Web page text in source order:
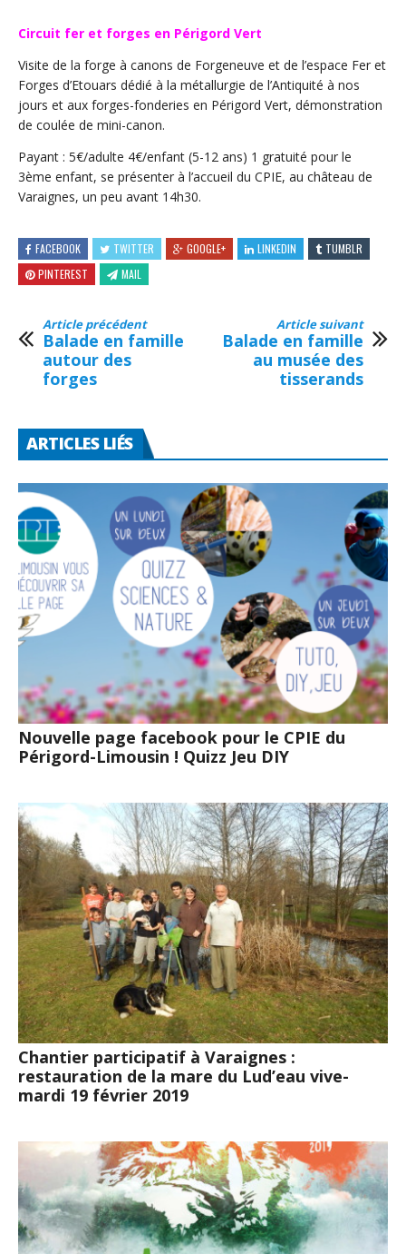
Circuit fer et forges en Périgord Vert
Visite de la forge à canons de Forgeneuve et de l’espace Fer et
Forges d’Etouars dédié à la métallurgie de l’Antiquité à nos
jours et aux forges-fonderies en Périgord Vert, démonstration
de coulée de mini-canon.
Payant : 5€/adulte 4€/enfant (5-12 ans) 1 gratuité pour le
3ème enfant, se présenter à l’accueil du CPIE, au château de
Varaignes, un peu avant 14h30.
FACEBOOK TWITTER GOOGLE+ LINKEDIN
TUMBLR
PINTEREST
MAIL
Article précédent
Balade en famille
autour des
forges
Article suivant
Balade en famille
au musée des
tisserands
ARTICLES LIÉS
Nouvelle page facebook pour le CPIE du
Périgord-Limousin ! Quizz Jeu DIY
Chantier participatif à Varaignes :
restauration de la mare du Lud’eau vive-
mardi 19 février 2019